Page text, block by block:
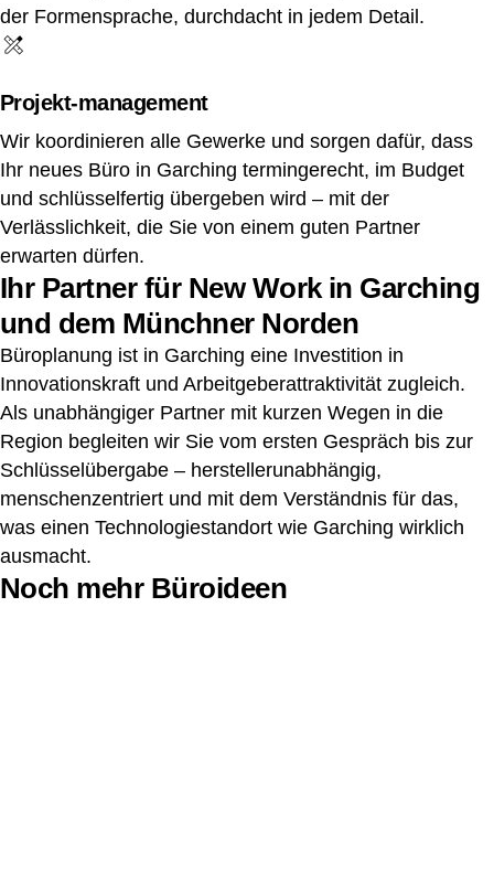
der Formensprache, durchdacht in jedem Detail.
Projekt-management
Wir koordinieren alle Gewerke und sorgen dafür, dass
Ihr neues Büro in Garching termingerecht, im Budget
und schlüsselfertig übergeben wird – mit der
Verlässlichkeit, die Sie von einem guten Partner
erwarten dürfen.
Ihr Partner für New Work in Garching
und dem Münchner Norden
Büroplanung ist in Garching eine Investition in
Innovationskraft und Arbeitgeberattraktivität zugleich.
Als unabhängiger Partner mit kurzen Wegen in die
Region begleiten wir Sie vom ersten Gespräch bis zur
Schlüsselübergabe – herstellerunabhängig,
menschenzentriert und mit dem Verständnis für das,
was einen Technologiestandort wie Garching wirklich
ausmacht.
Noch mehr Büroideen